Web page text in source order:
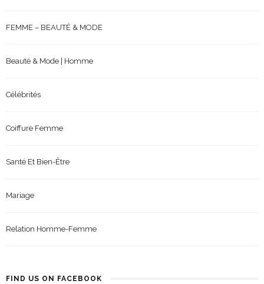
FEMME – BEAUTÉ & MODE
Beauté & Mode | Homme
Célébrités
Coiffure Femme
Santé Et Bien-Être
Mariage
Relation Homme-Femme
FIND US ON FACEBOOK